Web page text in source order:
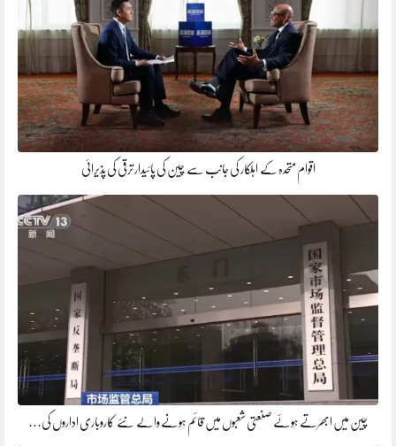
اقوام متحدہ کے اہلکار کی جانب سے چین کی پائیدار ترقی کی پذیرائی
چین میں ابھرتے ہوئے صنعتی شعبوں میں قائم ہونے والے نئے کاروباری اداروں کی…